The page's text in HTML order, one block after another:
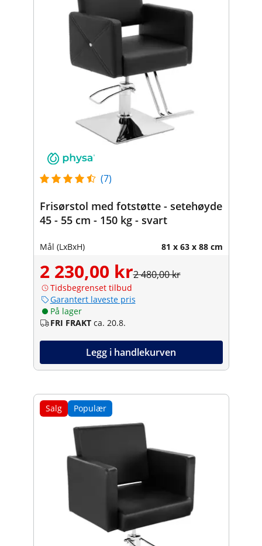
(7)
Frisørstol med fotstøtte - setehøyde
45 - 55 cm - 150 kg - svart
Mål (LxBxH) 81 x 63 x 88 cm
2 230,00 kr2 480,00 kr
Tidsbegrenset tilbud
Garantert laveste pris
På lager
FRI FRAKT ca. 20.8.
Legg i handlekurven
Salg Populær